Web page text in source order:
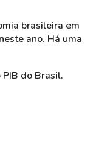
brasileira em
neste ano. Há uma
PIB do Brasil.